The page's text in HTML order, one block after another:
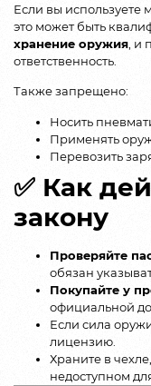
Если вы
это может быть
хранение оружия ,
ответственность.
Также запрещено:
Носить
Применять
Перевозить
✅ Как
закону
Проверяйте
обязан
Покупайте у
официальной
Если сила
лицензию.
Храните в
недоступном